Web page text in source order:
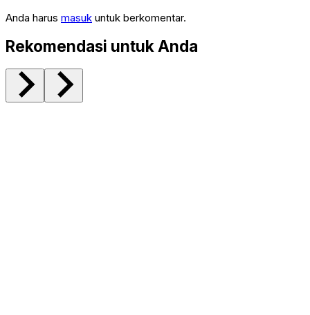
Anda harus masuk untuk berkomentar.
Rekomendasi untuk Anda